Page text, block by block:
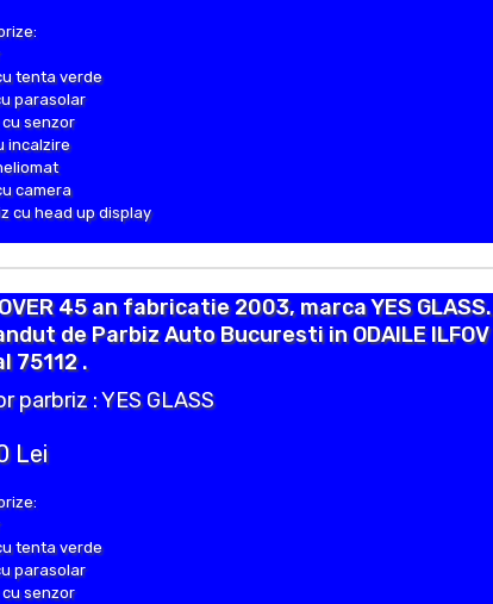
tenta verde
parasolar
cu senzor
incalzire
camera
cu head up display
45 an fabricatie 2003, marca YES GLASS.
de Parbiz Auto Bucuresti in ODAILE ILFOV
75112 .
parbriz : YES GLASS
Lei
tenta verde
parasolar
cu senzor